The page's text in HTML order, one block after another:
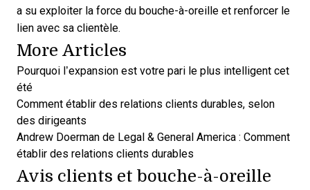
a su exploiter la force du bouche-à-oreille et renforcer le
lien avec sa clientèle.
More Articles
Pourquoi l’expansion est votre pari le plus intelligent cet
été
Comment établir des relations clients durables, selon
des dirigeants
Andrew Doerman de Legal & General America : Comment
établir des relations clients durables
Avis clients et bouche-à-oreille